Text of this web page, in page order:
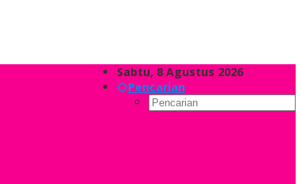
Sabtu, 8 Agustus 2026
Pencarian